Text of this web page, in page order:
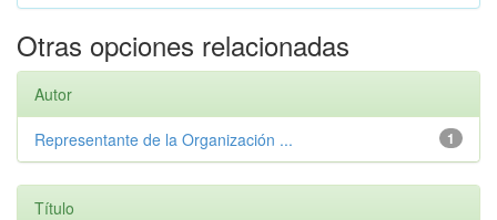
Otras opciones relacionadas
Autor
1
Representante de la Organización ...
Título